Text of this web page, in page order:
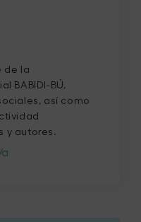
de la
BABIDI-BÚ,
así como
y autores.